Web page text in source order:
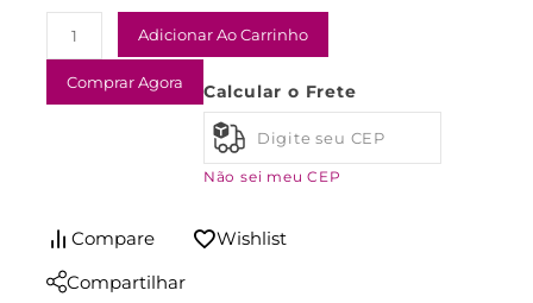
Adicionar Ao Carrinho
Comprar Agora Calcular o Frete
Não sei meu CEP
Compare
Wishlist
Compartilhar